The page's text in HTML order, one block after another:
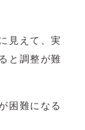
見えて、実
と調整が難
困難になる